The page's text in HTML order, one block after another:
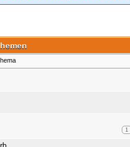
1